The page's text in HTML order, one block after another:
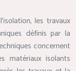
les travaux
définis par la
concernent
matériaux isolants